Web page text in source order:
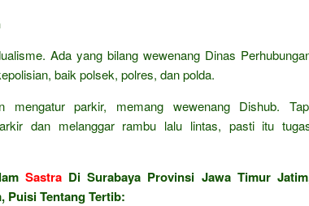
Ada yang bilang wewenang Dinas
baik polsek, polres, dan polda.
mengatur parkir, memang wewenang Dishub.
dan melanggar rambu lalu lintas, pasti itu
SastraDi Surabaya Provinsi Jawa Timur
Puisi Tentang Tertib: